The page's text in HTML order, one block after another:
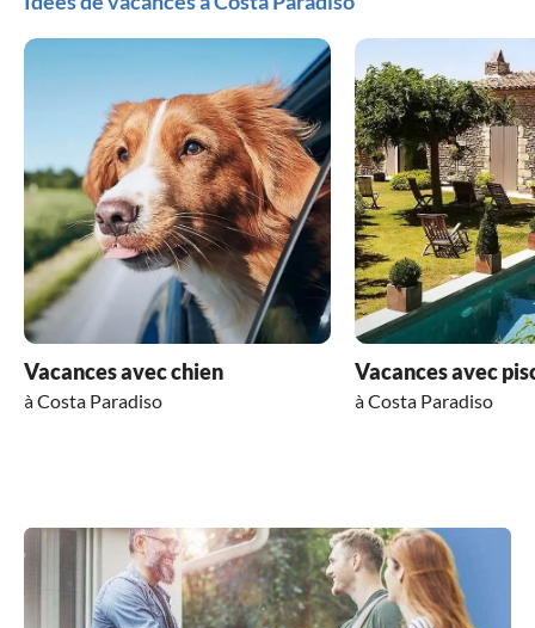
Vacances avec chien
à Costa Paradiso
Vacances avec
à Costa Paradiso